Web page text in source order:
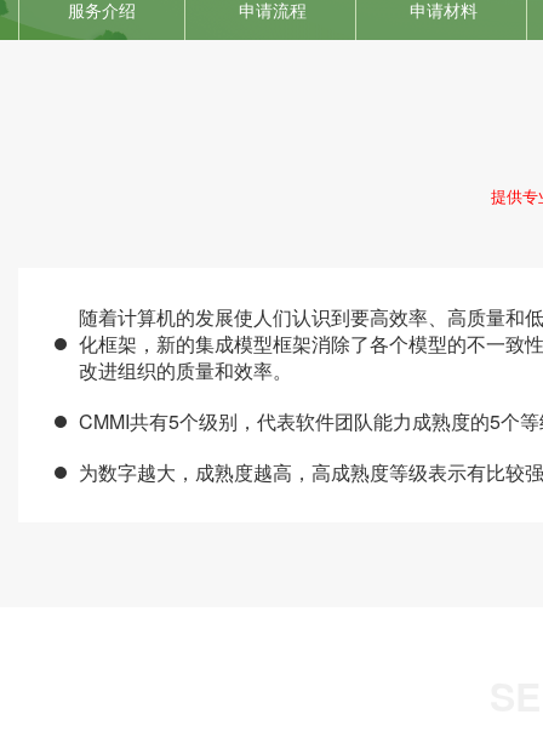
ISO22000
服务介绍 申请流程 申请材料
提供专
随着计算机的发展使人们认识到要高效率、高质量和
化框架，新的集成模型框架消除了各个模型的不一致
改进组织的质量和效率。
CMMI共有5个级别，代表软件团队能力成熟度的5个
为数字越大，成熟度越高，高成熟度等级表示有比较